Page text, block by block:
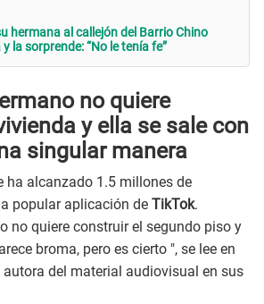
hermana al callejón del Barrio Chino
la sorprende: “No le tenía fe”
no quiere
y ella se sale con
singular manera
ha alcanzado 1.5 millones de
popular aplicación de TikTok.
no quiere construir el segundo piso y
broma, pero es cierto ", se lee en
del material audiovisual en sus